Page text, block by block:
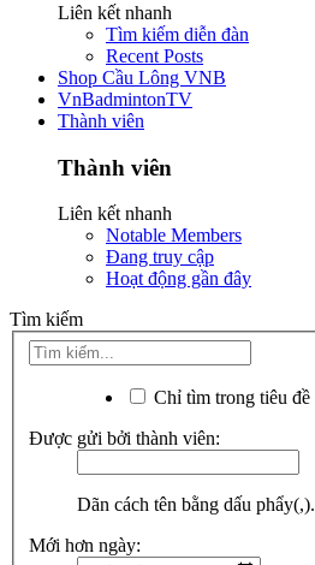
Liên kết nhanh
Tìm kiếm diễn đàn
Recent Posts
Shop Cầu Lông VNB
VnBadmintonTV
Thành viên
Thành viên
Liên kết nhanh
Notable Members
Đang truy cập
Hoạt động gần đây
Tìm kiếm
Chỉ tìm trong tiêu đề
Được gửi bởi thành viên:
Dãn cách tên bằng dấu phẩy(,).
Mới hơn ngày: